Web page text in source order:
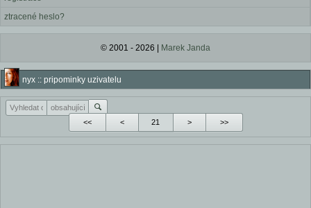
ztracené heslo?
© 2001 - 2026 | Marek Janda
nyx :: pripominky uzivatelu
<< < > >>